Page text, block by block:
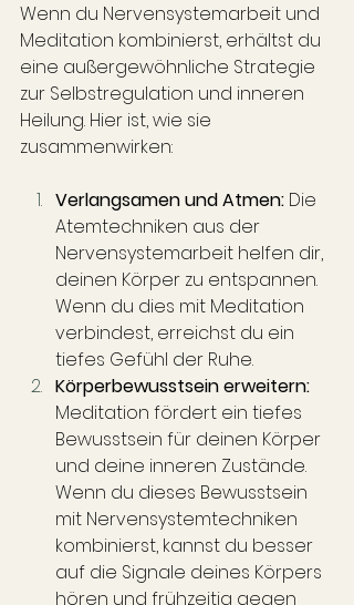
Wenn du Nervensystemarbeit und
Meditation kombinierst, erhältst du
eine außergewöhnliche Strategie
zur Selbstregulation und inneren
Heilung. Hier ist, wie sie
zusammenwirken:
Verlangsamen und Atmen: Die
Atemtechniken aus der
Nervensystemarbeit helfen dir,
deinen Körper zu entspannen.
Wenn du dies mit Meditation
verbindest, erreichst du ein
tiefes Gefühl der Ruhe.
Körperbewusstsein erweitern:
Meditation fördert ein tiefes
Bewusstsein für deinen Körper
und deine inneren Zustände.
Wenn du dieses Bewusstsein
mit Nervensystemtechniken
kombinierst, kannst du besser
auf die Signale deines Körpers
hören und frühzeitig gegen